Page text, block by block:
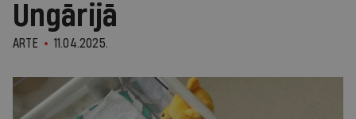
Ungārijā
ARTE 11.04.2025.